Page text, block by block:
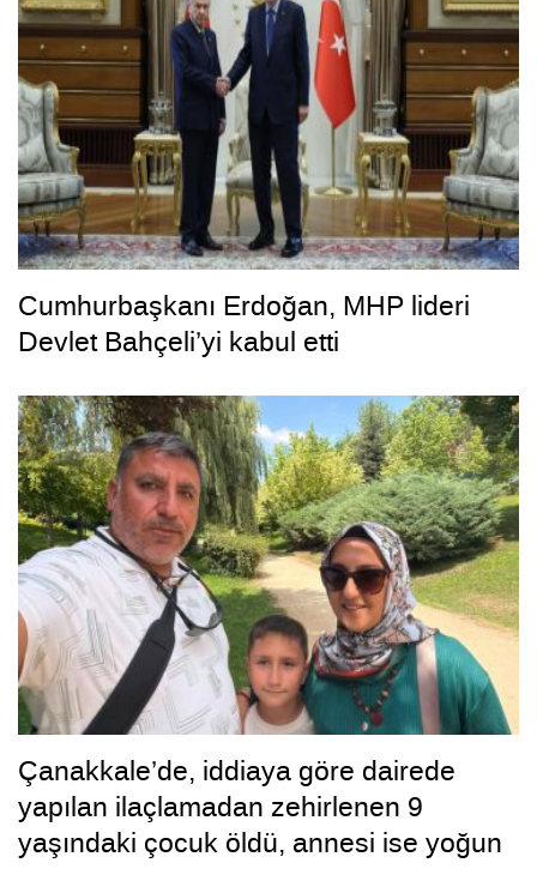
Cumhurbaşkanı Erdoğan, MHP lideri
Devlet Bahçeli’yi kabul etti
Çanakkale’de, iddiaya göre dairede
yapılan ilaçlamadan zehirlenen 9
yaşındaki çocuk öldü, annesi ise yoğun